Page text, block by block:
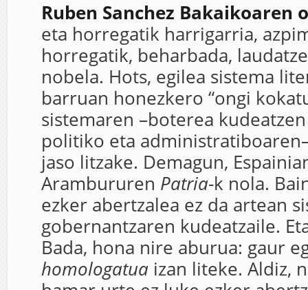
Ruben Sanchez Bakaikoaren
eta horregatik harrigarria,
horregatik, beharbada,
nobela. Hots, egilea sistema
barruan honezkero “ongi
sistemaren –boterea
politiko eta
jaso litzake. Demagun,
Arambururen Patria-k nola.
ezker abertzalea ez da artean
gobernantzaren kudeatzaile.
Bada, hona nire aburua: gaur
homologatua izan liteke. Aldiz,